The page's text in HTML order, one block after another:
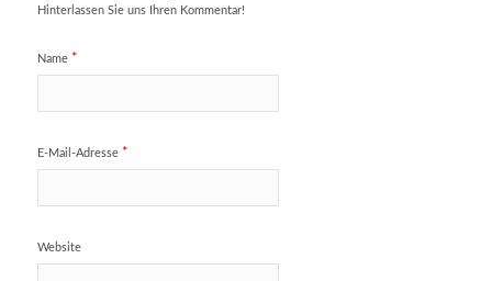
Hinterlassen Sie uns Ihren Kommentar!
Name *
E-Mail-Adresse *
Website